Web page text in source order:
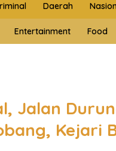
Daerah
Entertainment Food
Jalan
Kejari